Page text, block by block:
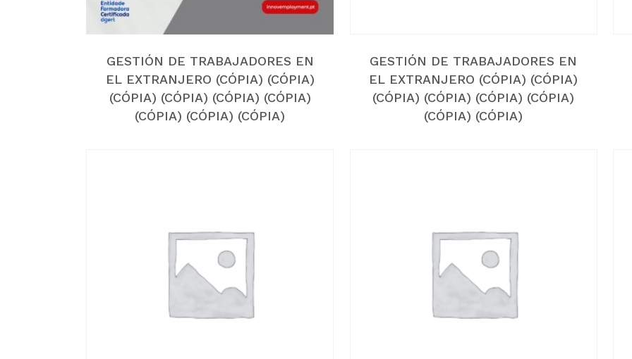
NO
GESTIÓN DE TRABAJADORES EN
EL EXTRANJERO (CÓPIA) (CÓPIA)
(CÓPIA) (CÓPIA) (CÓPIA) (CÓPIA)
(CÓPIA) (CÓPIA) (CÓPIA)
GESTIÓN DE TRABAJADORES EN
EL EXTRANJERO (CÓPIA) (CÓPIA)
(CÓPIA) (CÓPIA) (CÓPIA) (CÓPIA)
(CÓPIA) (CÓPIA)